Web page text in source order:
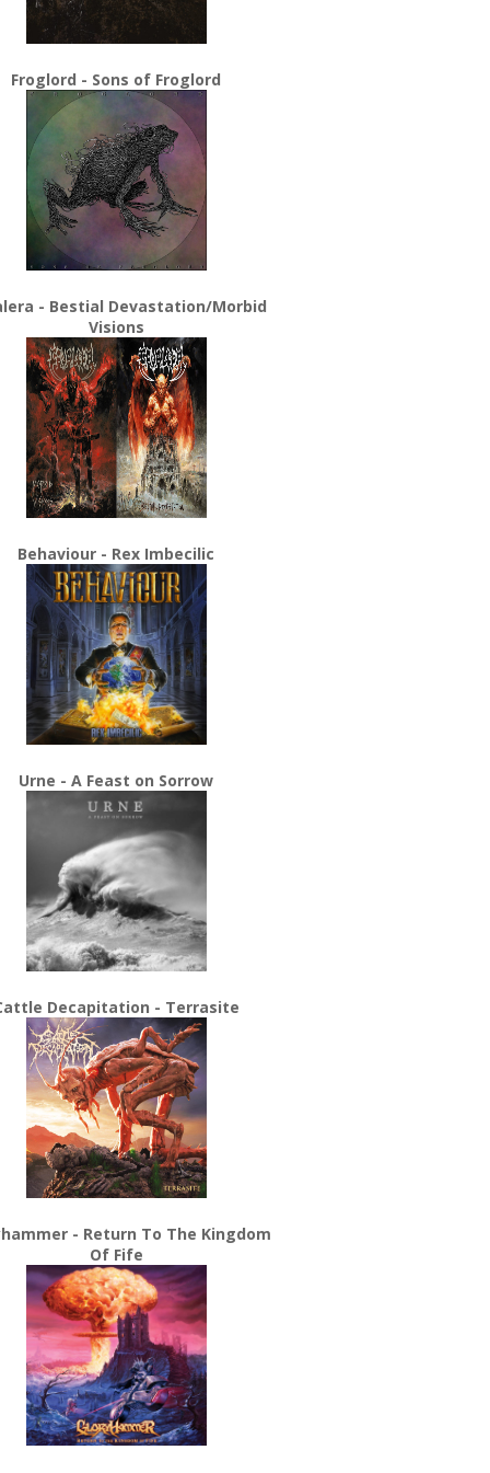
Froglord - Sons of Froglord
- Bestial Devastation/Morbid
Visions
Behaviour - Rex Imbecilic
Urne - A Feast on Sorrow
Decapitation - Terrasite
- Return To The Kingdom
Of Fife